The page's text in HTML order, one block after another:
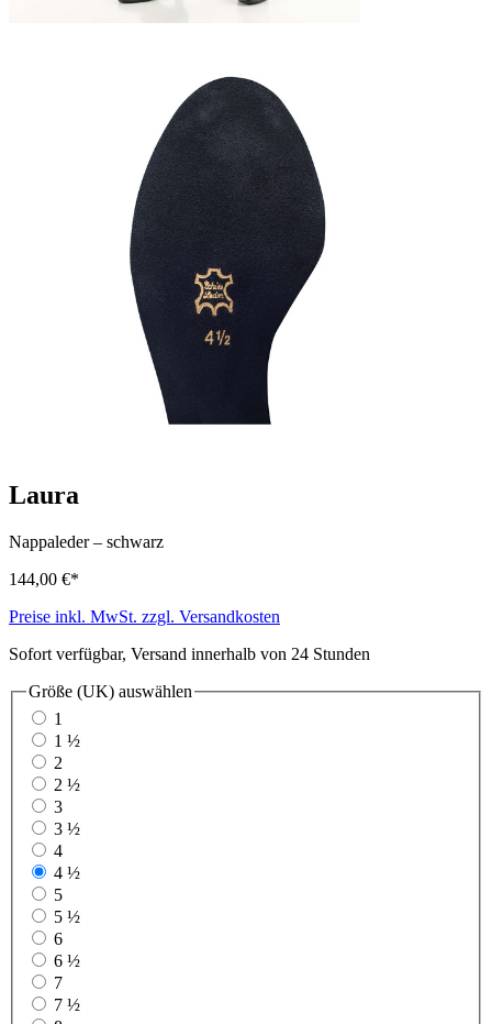
Laura
Nappaleder – schwarz
144,00 €*
Preise inkl. MwSt. zzgl. Versandkosten
Sofort verfügbar, Versand innerhalb von 24 Stunden
Größe (UK) auswählen
1
1 ½
2
2 ½
3
3 ½
4
4 ½
5
5 ½
6
6 ½
7
7 ½